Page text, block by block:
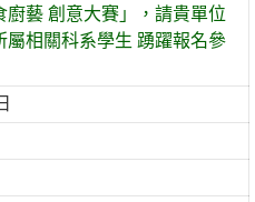
廚藝 創意大賽」，請貴單位
屬相關科系學生 踴躍報名參